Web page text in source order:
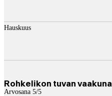
Hauskuus
Rohkelikon tuvan vaakuna
Arvosana 5/5